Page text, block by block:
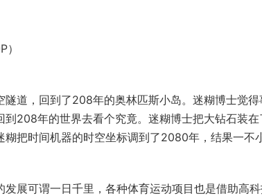
隧道，回到了208年的奥林匹斯小岛。迷糊博士觉
到208年的世界去看个究竟。迷糊博士把大钻石装
糊把时间机器的时空坐标调到了2080年，结果一不
展可谓一日千里，各种体育运动项目也是借助高